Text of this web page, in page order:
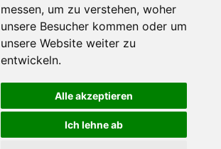
messen, um zu verstehen, woher
unsere Besucher kommen oder um
unsere Website weiter zu
entwickeln.
Alle akzeptieren
Ich lehne ab